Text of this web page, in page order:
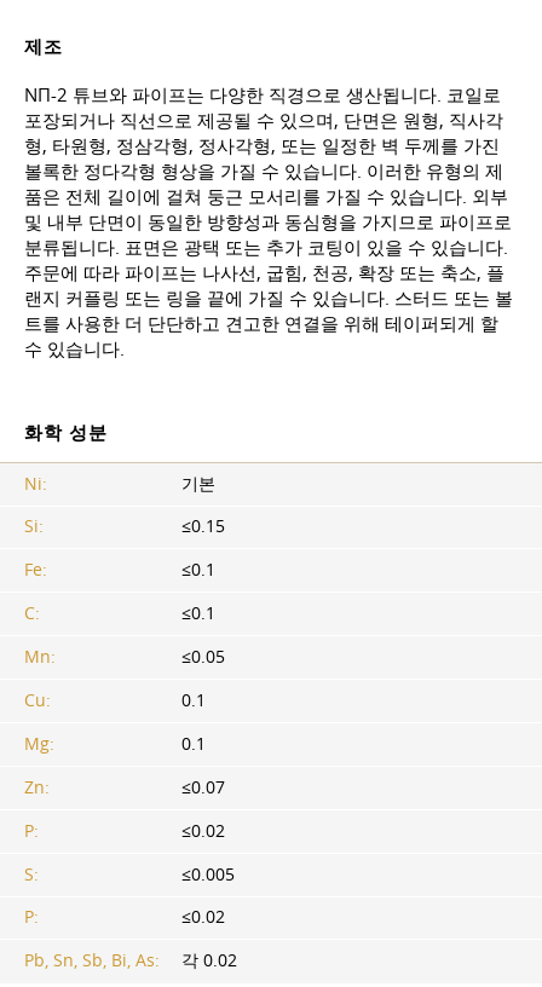
제조
NП-2 튜브와 파이프는 다양한 직경으로 생산됩니다. 코일로
포장되거나 직선으로 제공될 수 있으며, 단면은 원형, 직사각
형, 타원형, 정삼각형, 정사각형, 또는 일정한 벽 두께를 가진
볼록한 정다각형 형상을 가질 수 있습니다. 이러한 유형의 제
품은 전체 길이에 걸쳐 둥근 모서리를 가질 수 있습니다. 외부
및 내부 단면이 동일한 방향성과 동심형을 가지므로 파이프로
분류됩니다. 표면은 광택 또는 추가 코팅이 있을 수 있습니다.
주문에 따라 파이프는 나사선, 굽힘, 천공, 확장 또는 축소, 플
랜지 커플링 또는 링을 끝에 가질 수 있습니다. 스터드 또는 볼
트를 사용한 더 단단하고 견고한 연결을 위해 테이퍼되게 할
수 있습니다.
화학 성분
Ni:
기본
Si:
≤0.15
Fe:
≤0.1
C:
≤0.1
Mn:
≤0.05
Cu:
0.1
Mg:
0.1
Zn:
≤0.07
P:
≤0.02
S:
≤0.005
P:
≤0.02
Pb, Sn, Sb, Bi, As:
각 0.02